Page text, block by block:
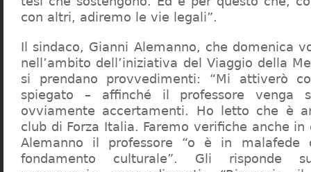
con altri, adiremo le vie legali”.
Il sindaco, Gianni Alemanno, che domenica
nell’ambito dell’iniziativa del Viaggio della
si prendano provvedimenti: “Mi attiverò
spiegato – affinché il professore venga
ovviamente accertamenti. Ho letto che è
club di Forza Italia. Faremo verifiche anche in
Alemanno il professore “o è in malafede
fondamento culturale”. Gli risponde